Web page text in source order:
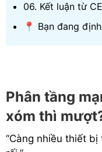
06. Kết luận từ
📍 Bạn đang
Phân tầng
xóm thì
“Càng nhiều thiết